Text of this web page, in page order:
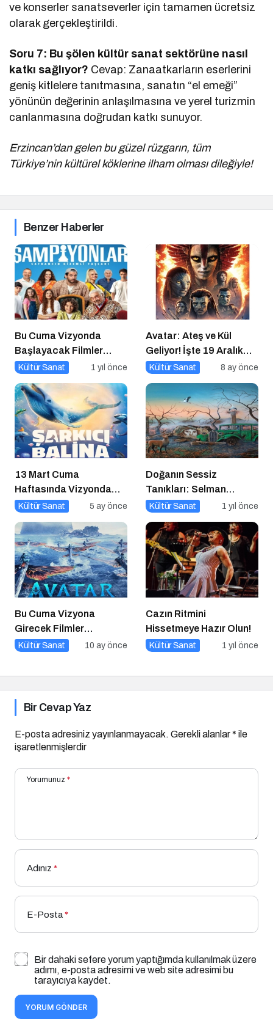
ve konserler sanatseverler için tamamen ücretsiz
olarak gerçekleştirildi.
Soru 7: Bu şölen kültür sanat sektörüne nasıl
katkı sağlıyor? Cevap: Zanaatkarların eserlerini
geniş kitlelere tanıtmasına, sanatın “el emeği”
yönünün değerinin anlaşılmasına ve yerel turizmin
canlanmasına doğrudan katkı sunuyor.
Erzincan’dan gelen bu güzel rüzgarın, tüm
Türkiye’nin kültürel köklerine ilham olması dileğiyle!
Benzer Haberler
Bu Cuma Vizyonda
Başlayacak Filmler
Açıklandı
Kültür Sanat 1 yıl önce
Avatar: Ateş ve Kül
Geliyor! İşte 19 Aralık
Vizyon Filmleri
Kültür Sanat 8 ay önce
13 Mart Cuma
Haftasında Vizyonda
Hangi Filmler Var?
Kültür Sanat 5 ay önce
Doğanın Sessiz
Tanıkları: Selman
Uzun’un Sanat Yolculuğu
Kültür Sanat 1 yıl önce
Bu Cuma Vizyona
Girecek Filmler
Açıklandı
Kültür Sanat 10 ay önce
Cazın Ritmini
Hissetmeye Hazır Olun!
Kültür Sanat 1 yıl önce
Bir Cevap Yaz
E-posta adresiniz yayınlanmayacak. Gerekli alanlar* ile
işaretlenmişlerdir
Yorumunuz *
Adınız *
E-Posta*
Bir dahaki sefere yorum yaptığımda kullanılmak üzere
adımı, e-posta adresimi ve web site adresimi bu
tarayıcıya kaydet.
YORUM GÖNDER